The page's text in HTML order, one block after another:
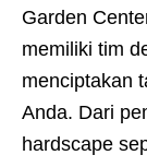
Garden
memiliki tim
menciptakan
Anda. Dari
hardscape